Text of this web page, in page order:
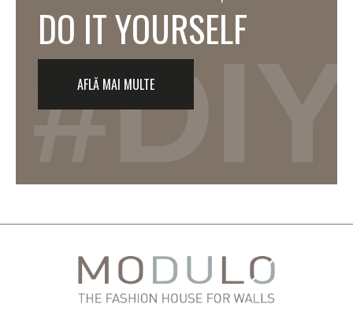
DO IT YOURSELF
AFLĂ MAI MULTE
#DIY